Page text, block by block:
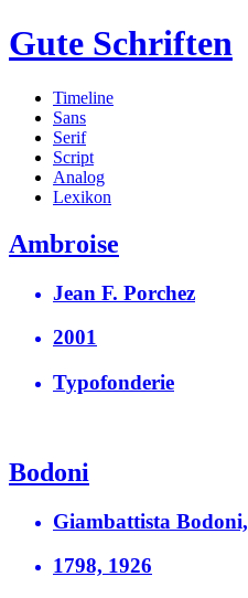
Gute Schriften
Timeline
Sans
Serif
Script
Analog
Lexikon
Ambroise
Jean F. Porchez
2001
Typofonderie
Bodoni
Giambattista
1798, 1926